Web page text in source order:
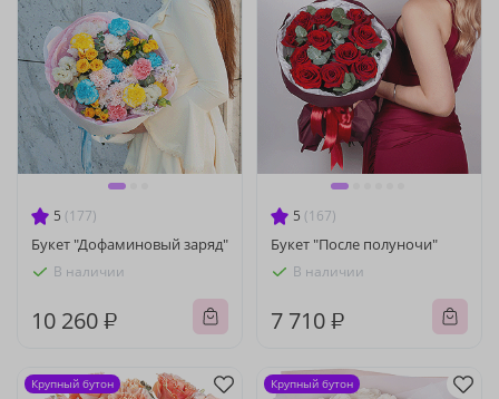
5 (177)
Букет "Дофаминовый заряд"
В наличии
10 260 ₽
5 (167)
Букет "После полуночи"
В наличии
7 710 ₽
Крупный бутон Крупный бутон